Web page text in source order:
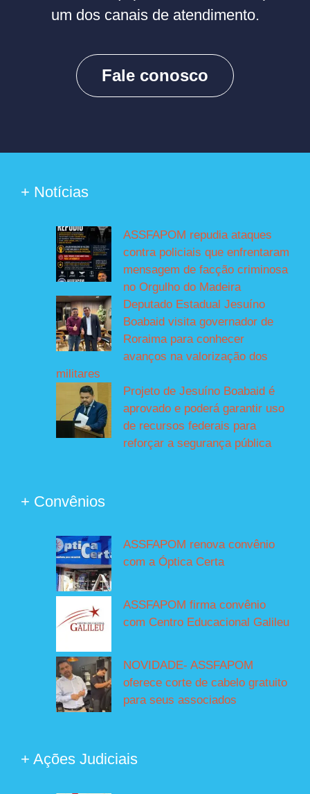
um dos canais de atendimento.
Fale conosco
+ Notícias
ASSFAPOM repudia ataques
contra policiais que enfrentaram
mensagem de facção criminosa
no Orgulho do Madeira
Deputado Estadual Jesuíno
Boabaid visita governador de
Roraima para conhecer
avanços na valorização dos
militares
Projeto de Jesuíno Boabaid é
aprovado e poderá garantir uso
de recursos federais para
reforçar a segurança pública
+ Convênios
ASSFAPOM renova convênio
com a Óptica Certa
ASSFAPOM firma convênio
com Centro Educacional Galileu
NOVIDADE- ASSFAPOM
oferece corte de cabelo gratuito
para seus associados
+ Ações Judiciais